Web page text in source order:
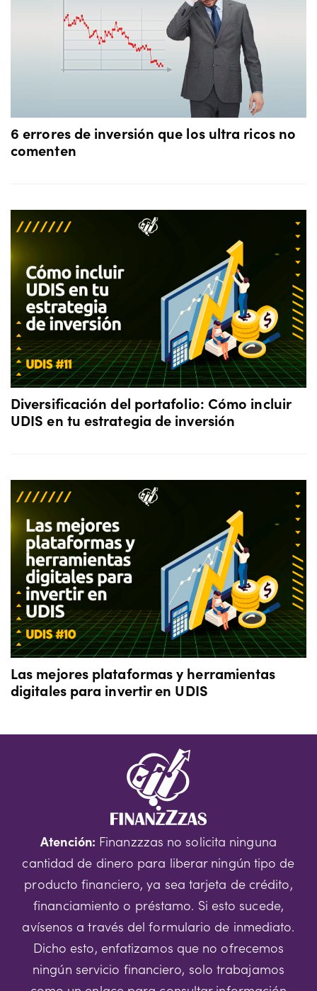
6 errores de inversión que los ultra ricos no
comenten
Diversificación del portafolio: Cómo incluir
UDIS en tu estrategia de inversión
Las mejores plataformas y herramientas
digitales para invertir en UDIS
Atención: Finanzzzas no solicita ninguna
cantidad de dinero para liberar ningún tipo de
producto financiero, ya sea tarjeta de crédito,
financiamiento o préstamo. Si esto sucede,
avísenos a través del formulario de inmediato.
Dicho esto, enfatizamos que no ofrecemos
ningún servicio financiero, solo trabajamos